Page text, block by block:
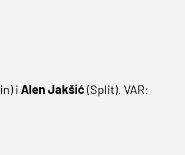
i Alen Jakšić (Split). VAR: